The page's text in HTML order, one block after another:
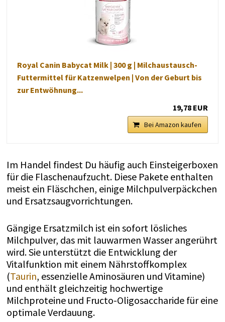
Royal Canin Babycat Milk | 300 g | Milchaustausch-
Futtermittel für Katzenwelpen | Von der Geburt bis
zur Entwöhnung...
19,78 EUR
Bei Amazon kaufen
Im Handel findest Du häufig auch Einsteigerboxen
für die Flaschenaufzucht. Diese Pakete enthalten
meist ein Fläschchen, einige Milchpulverpäckchen
und Ersatzsaugvorrichtungen.
Gängige Ersatzmilch ist ein sofort lösliches
Milchpulver, das mit lauwarmen Wasser angerührt
wird. Sie unterstützt die Entwicklung der
Vitalfunktion mit einem Nährstoffkomplex
(Taurin, essenzielle Aminosäuren und Vitamine)
und enthält gleichzeitig hochwertige
Milchproteine und Fructo-Oligosaccharide für eine
optimale Verdauung.